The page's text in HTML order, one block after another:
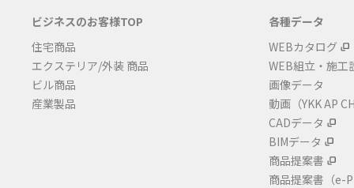
ビジネスのお客様TOP
住宅商品
エクステリア/外装 商品
ビル商品
産業製品
各種データ
WEBカタログ
WEB組立・施工
画像データ
動画（YKK AP
CADデータ
BIMデータ
商品提案書
商品提案書 （